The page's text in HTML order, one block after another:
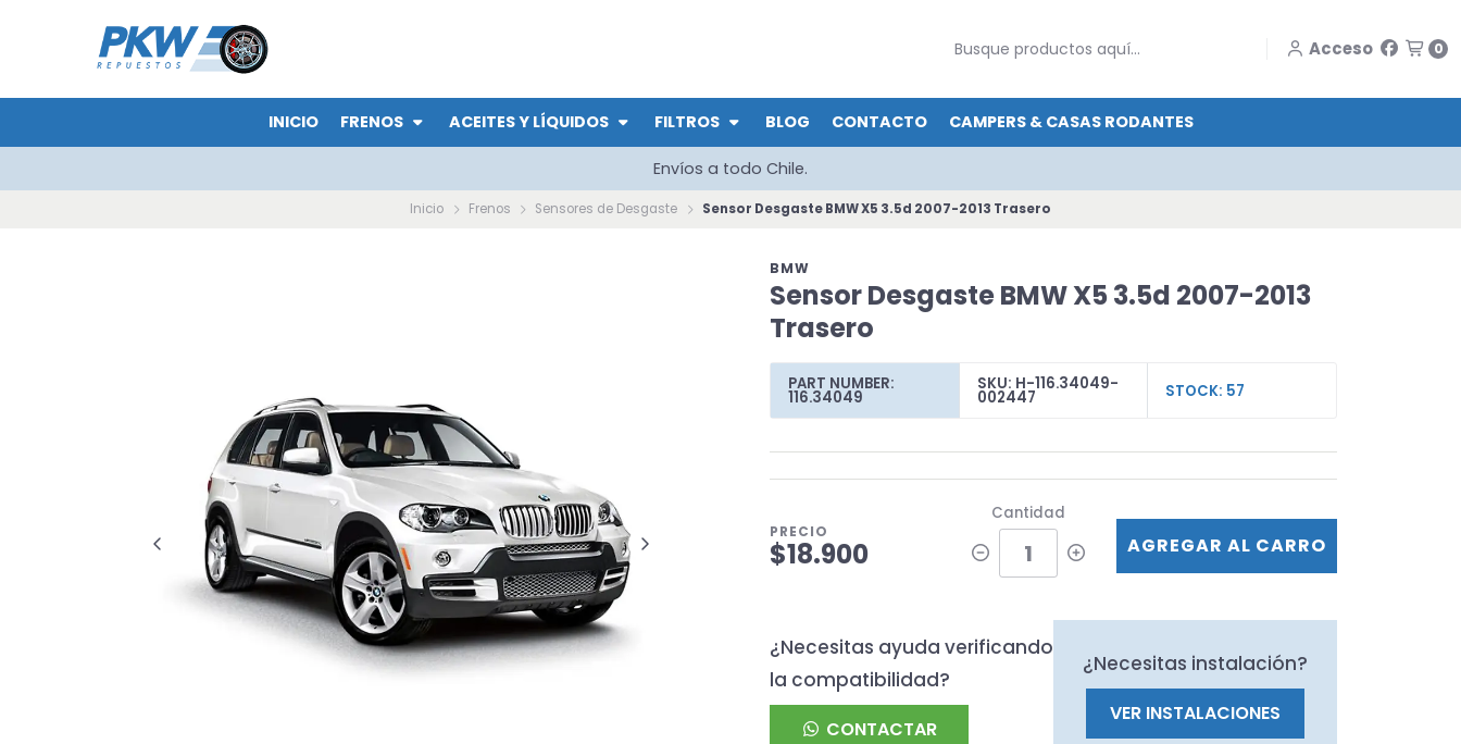
Acceso 0
INICIO FRENOS ACEITES Y LÍQUIDOS FILTROS BLOG CONTACTO CAMPERS & CASAS RODANTES
Envíos a todo Chile.
Inicio Frenos Sensores de Desgaste Sensor Desgaste BMW X5 3.5d 2007-2013 Trasero
BMW
Sensor Desgaste BMW X5 3.5d 2007-2013
Trasero
PART NUMBER:
116.34049
SKU: H-116.34049-
002447 STOCK: 57
PRECIO
$18.900
Cantidad
AGREGAR AL CARRO
¿Necesitas ayuda verificando
la compatibilidad?
CONTACTAR
¿Necesitas instalación?
VER INSTALACIONES